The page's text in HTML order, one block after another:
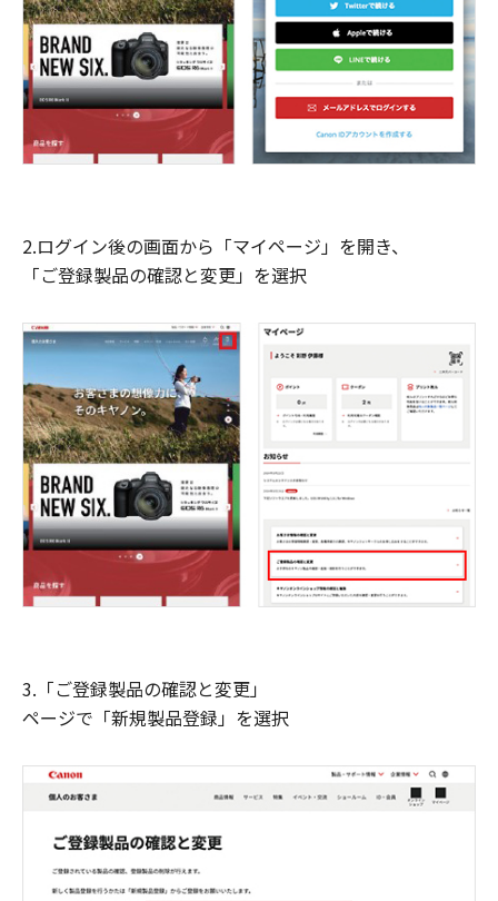
2.ログイン後の画面から「マイページ」を開き、
「ご登録製品の確認と変更」を選択
3.「ご登録製品の確認と変更」
ページで「新規製品登録」を選択